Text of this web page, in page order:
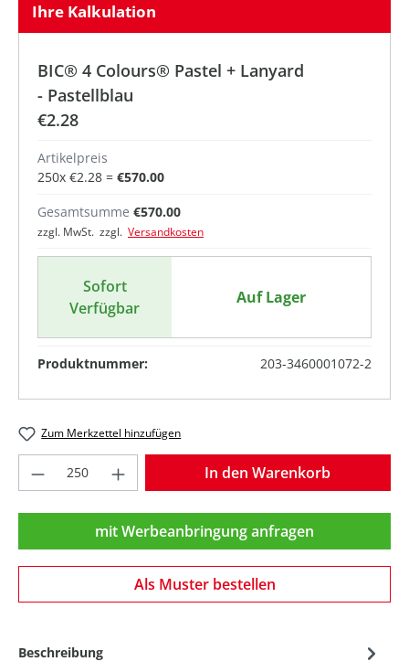
Ihre Kalkulation
BIC® 4 Colours® Pastel + Lanyard
- Pastellblau
€2.28
Artikelpreis
250x €2.28 = €570.00
Gesamtsumme €570.00
zzgl. MwSt. zzgl. Versandkosten
Sofort
Verfügbar
Auf Lager
Produktnummer: 203-3460001072-2
Zum Merkzettel hinzufügen
Produkt Anzahl: Gib den gewünschten
In den Warenkorb
mit Werbeanbringung anfragen
Als Muster bestellen
Beschreibung